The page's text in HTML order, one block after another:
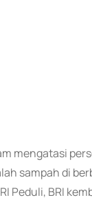
mengatasi
sampah di
Peduli, BRI